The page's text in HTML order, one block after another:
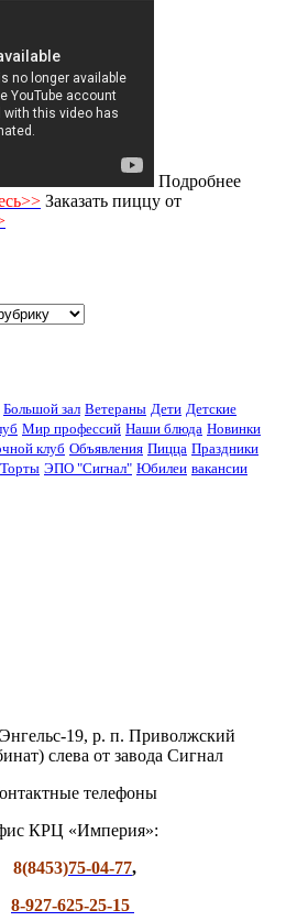
Подробнее
Заказать пиццу от
Большой зал Ветераны Дети Детские
Мир профессий Наши блюда Новинки
клуб Объявления Пицца Праздники
Торты ЭПО "Сигнал" Юбилеи вакансии
19, р. п. Приволжский
слева от завода Сигнал
телефоны
КРЦ «Империя»:
8(8453)75-04-77,
8-927-625-25-15